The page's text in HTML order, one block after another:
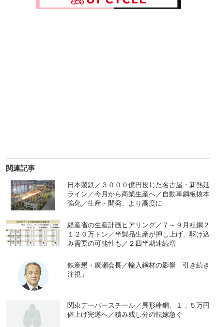
関連記事
日本製鉄／３０００億円投じた名古屋・新熱延
ライン／今月から商業生産へ／自動車鋼板抜本
強化／生産・開発、より高度に
経産省の生産計画ヒアリング／７～９月粗鋼２
１２０万トン／半製品生産が押し上げ、駆け込
み需要の可能性も／２四半期連続増
鉄産懇・廣瀬会長／輸入鋼材の影響「引き続き
注視」
関東デーバースチール／異形棒鋼、１．５万円
値上げ完遂へ／積み残し分の転嫁急ぐ